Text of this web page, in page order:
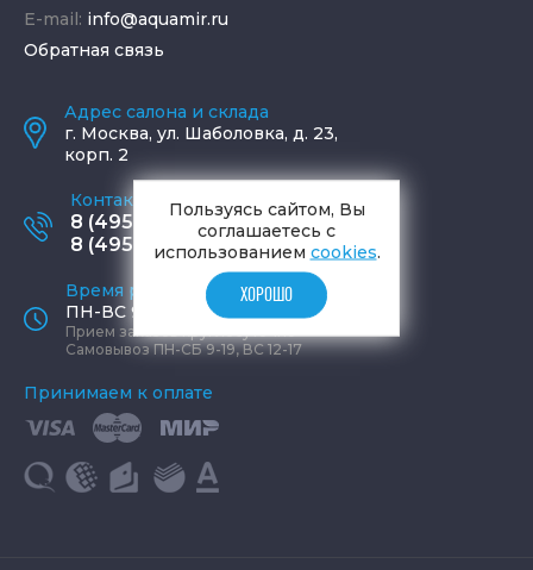
E-mail: info@aquamir.ru
Обратная связь
Адрес салона и склада
г. Москва, ул. Шаболовка, д. 23,
корп. 2
Контактные телефоны
8 (495) 795-77-65
8 (495) 797-11-67
Время работы офиса
ПН-ВС 9:00 - 19:00
Прием заказов круглосуточно
Самовывоз ПН-СБ 9-19, ВС 12-17
Принимаем к оплате
Пользуясь сайтом, Вы
соглашаетесь с
использованием cookies.
ХОРОШО